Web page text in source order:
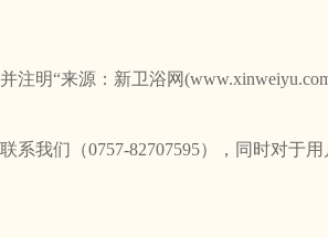
明“来源：新卫浴网
我们（0757-82707595），同时对于